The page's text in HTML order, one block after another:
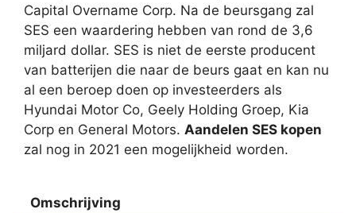
Capital Overname Corp. Na de beursgang zal
SES een waardering hebben van rond de 3,6
miljard dollar. SES is niet de eerste producent
van batterijen die naar de beurs gaat en kan nu
al een beroep doen op investeerders als
Hyundai Motor Co, Geely Holding Groep, Kia
Corp en General Motors. Aandelen SES kopen
zal nog in 2021 een mogelijkheid worden.
Omschrijving